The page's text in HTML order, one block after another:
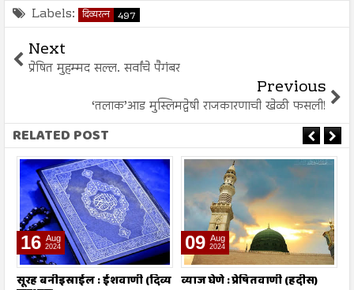
Labels: दिव्यरत्न 497
Next
प्रेषित मुहम्मद सल्ल. सर्वांचे पैगंबर
Previous
‘तलाक’आड मुस्लिमद्वेषी राजकारणाची खेळी फसली!
RELATED POST
16 Aug
2024
सूरह बनीइस्राईल : ईशवाणी (दिव्य
09 Aug
2024
व्याज घेणे : प्रेषितवाणी (हदीस)